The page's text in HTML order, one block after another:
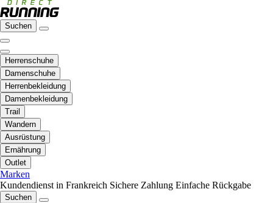
Suchen
Herrenschuhe
Damenschuhe
Herrenbekleidung
Damenbekleidung
Trail
Wandern
Ausrüstung
Ernährung
Outlet
Marken
Kundendienst in Frankreich Sichere Zahlung Einfache Rückgabe
Suchen